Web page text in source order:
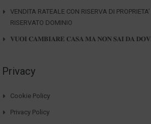
VENDITA RATEALE CON RISERVA DI
RISERVATO DOMINIO
𝐕𝐔𝐎𝐈 𝐂𝐀𝐌𝐁𝐈𝐀𝐑𝐄 𝐂𝐀𝐒𝐀 𝐌𝐀 𝐍𝐎𝐍 𝐒𝐀𝐈 𝐃𝐀
Privacy
Cookie Policy
Privacy Policy